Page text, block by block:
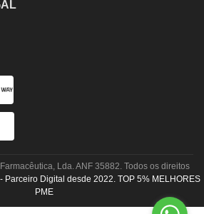
Lda. ANF 35882. Todos os direitos
Parceiro Digital desde 2022. TOP 5% MELHORES
PME